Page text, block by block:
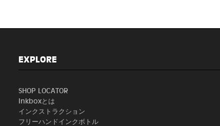
EXPLORE
SHOP LOCATOR
Inkboxとは
インクストラクション
フリーハンドインクボトル